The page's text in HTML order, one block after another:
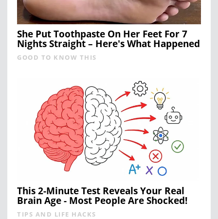
She Put Toothpaste On Her Feet For 7
Nights Straight – Here's What Happened
GOOD TO KNOW THIS
This 2-Minute Test Reveals Your Real
Brain Age - Most People Are Shocked!
TIPS AND LIFE HACKS